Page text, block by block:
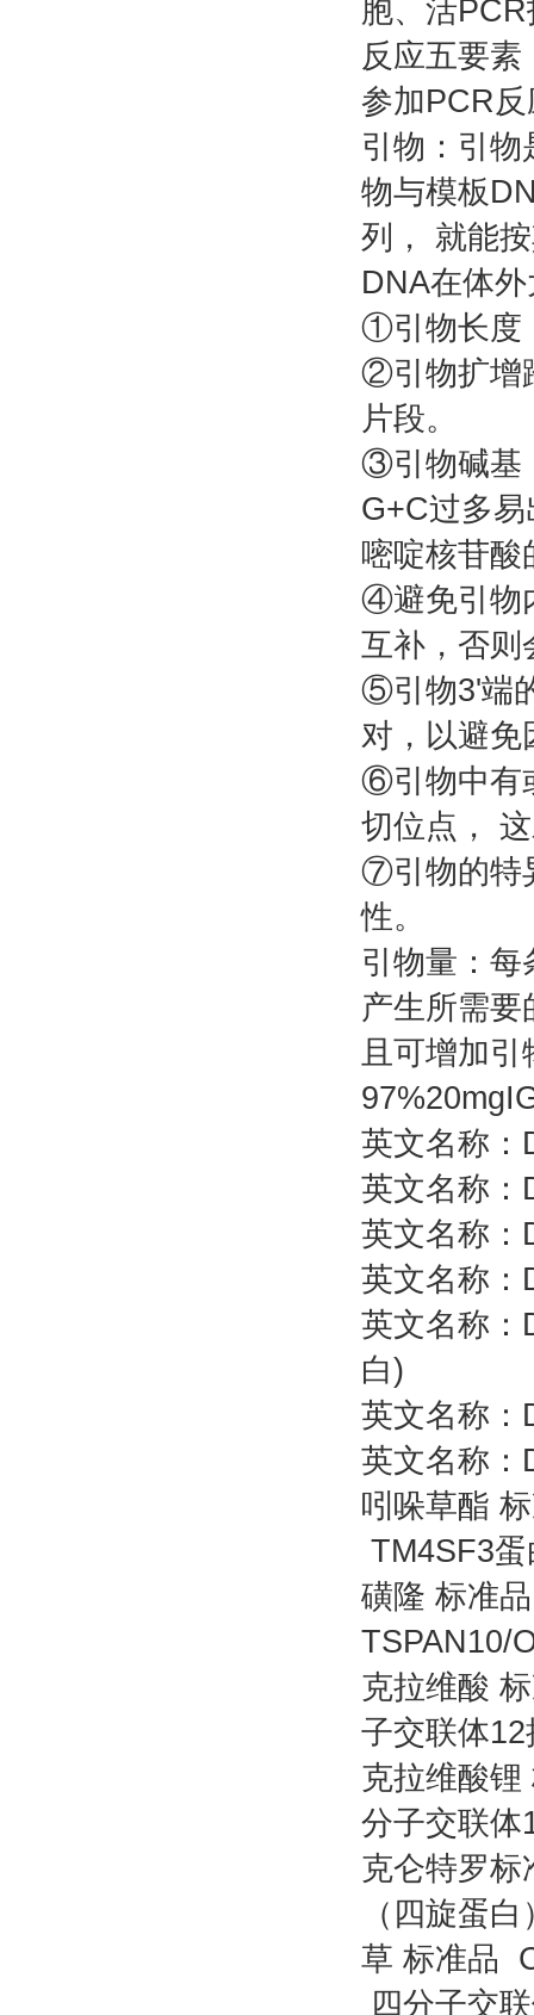
胞、活
反应五要素
参加PCR
引物：引
物与模板
列， 就能
DNA在体
①引物长度
②引物扩增
片段。
③引物碱基
G+C过多
嘧啶核苷酸
④避免引物
互补，否则
⑤引物3'端
对，以避免
⑥引物中有
切位点，
⑦引物的特
性。
引物量：每
产生所需
且可增加引
英文名称：
英文名称：
英文名称：
英文名称：
英文名称：
白)
英文名称：
英文名称：
吲哚草酯
TM4SF3
磺隆 标准
TSPAN10/
克拉维酸
子交联体
克拉维酸
分子交联体
克仑特罗
（四旋蛋
草 标准品
四分子交